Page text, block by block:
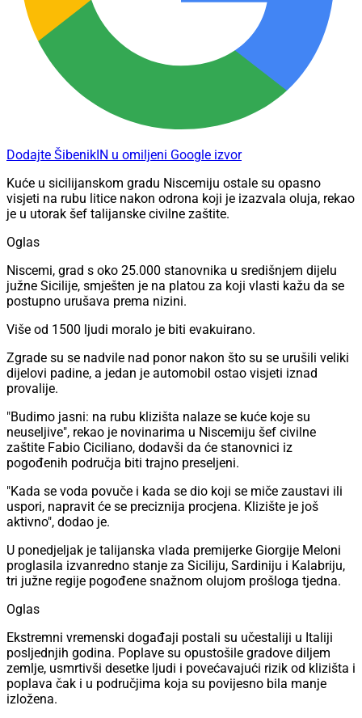
Dodajte ŠibenikIN u omiljeni Google izvor
Kuće u sicilijanskom gradu Niscemiju ostale su opasno
visjeti na rubu litice nakon odrona koji je izazvala oluja, rekao
je u utorak šef talijanske civilne zaštite.
Oglas
Niscemi, grad s oko 25.000 stanovnika u središnjem dijelu
južne Sicilije, smješten je na platou za koji vlasti kažu da se
postupno urušava prema nizini.
Više od 1500 ljudi moralo je biti evakuirano.
Zgrade su se nadvile nad ponor nakon što su se urušili veliki
dijelovi padine, a jedan je automobil ostao visjeti iznad
provalije.
"Budimo jasni: na rubu klizišta nalaze se kuće koje su
neuseljive", rekao je novinarima u Niscemiju šef civilne
zaštite Fabio Ciciliano, dodavši da će stanovnici iz
pogođenih područja biti trajno preseljeni.
"Kada se voda povuče i kada se dio koji se miče zaustavi ili
uspori, napravit će se preciznija procjena. Klizište je još
aktivno", dodao je.
U ponedjeljak je talijanska vlada premijerke Giorgije Meloni
proglasila izvanredno stanje za Siciliju, Sardiniju i Kalabriju,
tri južne regije pogođene snažnom olujom prošloga tjedna.
Oglas
Ekstremni vremenski događaji postali su učestaliji u Italiji
posljednjih godina. Poplave su opustošile gradove diljem
zemlje, usmrtivši desetke ljudi i povećavajući rizik od klizišta i
poplava čak i u područjima koja su povijesno bila manje
izložena.